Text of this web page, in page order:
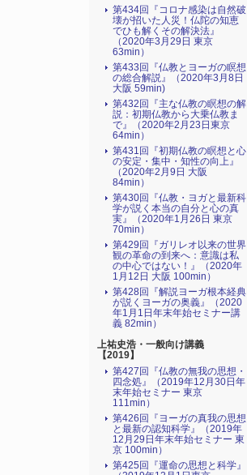
第434回『コロナ感染は自然破
壊が招いた人災！仏陀の知恵
でひも解くその解決法』
（2020年3月29日 東京
63min）
第433回『仏教とヨーガの瞑想
の総合解説』（2020年3月8日
大阪 59min)
第432回『主な仏教の瞑想の解
説：初期仏教から大乗仏教ま
で』（2020年2月23日東京
64min）
第431回『初期仏教の瞑想と心
の安定・集中・知性の向上』
（2020年2月9日 大阪
84min）
第430回『仏教・ヨガと最新科
学が説く本当の自分と心の真
実』（2020年1月26日 東京
70min）
第429回『ガリレオ以来の世界
観の革命の到来へ：意識は私
の中心ではない！』（2020年
1月12日 大阪 100min）
第428回『解説ヨーガ根本経典
が説くヨーガの奥義』（2020
年1月1日年末年始セミナー講
義 82min）
上祐史浩・一般向け講義
【2019】
第427回『仏教の無我の思想・
四念処』（2019年12月30日年
末年始セミナー 東京
111min）
第426回『ヨーガの真我の思想
と最新の認知科学』（2019年
12月29日年末年始セミナー 東
京 100min）
第425回『運命の思想と科学』